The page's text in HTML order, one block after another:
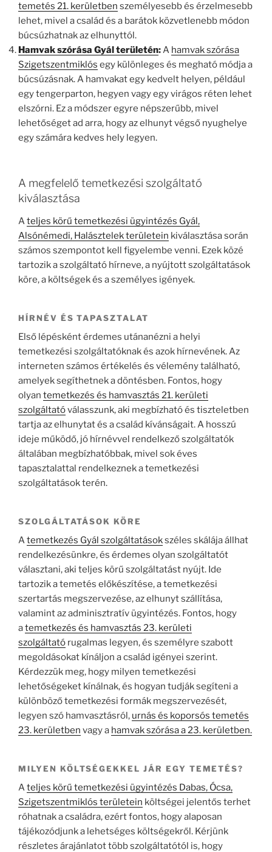
temetés 21. kerületben személyesebb és érzelmesebb
lehet, mivel a család és a barátok közvetlenebb módon
búcsúzhatnak az elhunyttól.
Hamvak szórása Gyál területén:A hamvak szórása
Szigetszentmiklós egy különleges és megható módja a
búcsúzásnak. A hamvakat egy kedvelt helyen, például
egy tengerparton, hegyen vagy egy virágos réten lehet
elszórni. Ez a módszer egyre népszerűbb, mivel
lehetőséget ad arra, hogy az elhunyt végső nyughelye
egy számára kedves hely legyen.
A megfelelő temetkezési szolgáltató
kiválasztása
Ateljes körű temetkezési ügyintézés Gyál,
Alsónémedi, Halásztelek területein kiválasztása során
számos szempontot kell figyelembe venni. Ezek közé
tartozik a szolgáltató hírneve, a nyújtott szolgáltatások
köre, a költségek és a személyes igények.
HÍRNÉV ÉS TAPASZTALAT
Első lépésként érdemes utánanézni a helyi
temetkezési szolgáltatóknak és azok hírnevének. Az
interneten számos értékelés és vélemény található,
amelyek segíthetnek a döntésben. Fontos, hogy
olyan temetkezés és hamvasztás 21. kerületi
szolgáltatóválasszunk, aki megbízható és tiszteletben
tartja az elhunytat és a család kívánságait. A hosszú
ideje működő, jó hírnévvel rendelkező szolgáltatók
általában megbízhatóbbak, mivel sok éves
tapasztalattal rendelkeznek a temetkezési
szolgáltatások terén.
SZOLGÁLTATÁSOK KÖRE
Atemetkezés Gyál szolgáltatásokszéles skálája állhat
rendelkezésünkre, és érdemes olyan szolgáltatót
választani, aki teljes körű szolgáltatást nyújt. Ide
tartozik a temetés előkészítése, a temetkezési
szertartás megszervezése, az elhunyt szállítása,
valamint az adminisztratív ügyintézés. Fontos, hogy
atemetkezés és hamvasztás 23. kerületi
szolgáltató rugalmas legyen, és személyre szabott
megoldásokat kínáljon a család igényei szerint.
Kérdezzük meg, hogy milyen temetkezési
lehetőségeket kínálnak, és hogyan tudják segíteni a
különböző temetkezési formák megszervezését,
legyen szó hamvasztásról, urnás és koporsós temetés
23. kerületben vagy a hamvak szórása a 23. kerületben.
MILYEN KÖLTSÉGEKKEL JÁR EGY TEMETÉS?
A teljes körű temetkezési ügyintézés Dabas, Ócsa,
Szigetszentmiklós területein költségei jelentős terhet
róhatnak a családra, ezért fontos, hogy alaposan
tájékozódjunk a lehetséges költségekről. Kérjünk
részletes árajánlatot több szolgáltatótól is, hogy